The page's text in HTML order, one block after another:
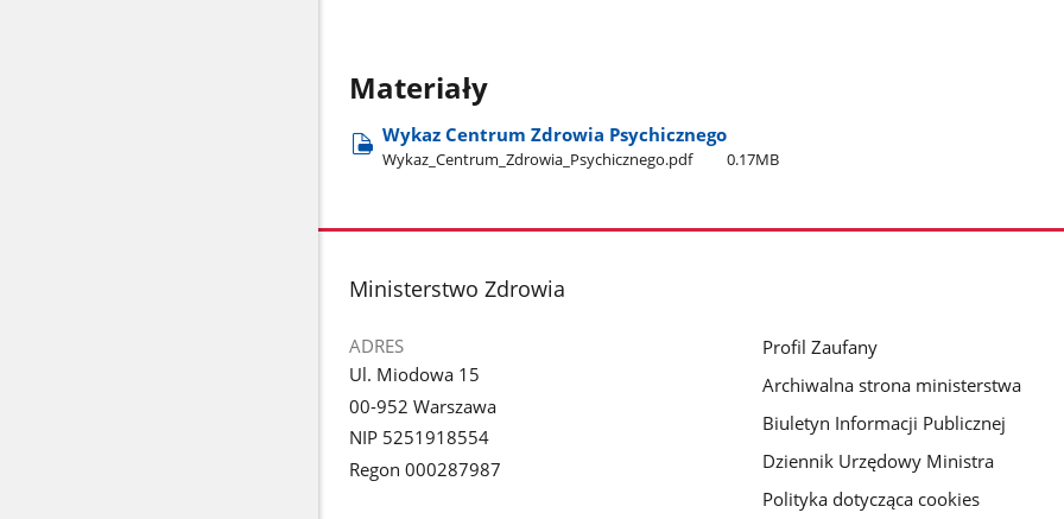
Materiały
Wykaz Centrum Zdrowia Psychicznego
Wykaz​_Centrum​_Zdrowia​_Psychicznego.pdf 0.17MB
stopka
Ministerstwo Zdrowia
ADRES
Ul. Miodowa 15
00-952 Warszawa
NIP 5251918554
Regon 000287987
Profil Zaufany
Archiwalna strona ministerstwa
Biuletyn Informacji Publicznej
Dziennik Urzędowy Ministra
Polityka dotycząca cookies